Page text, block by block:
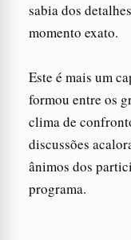
sabia dos
momento exato.
Este é mais um
formou entre os
clima de
discussões
ânimos dos
programa.